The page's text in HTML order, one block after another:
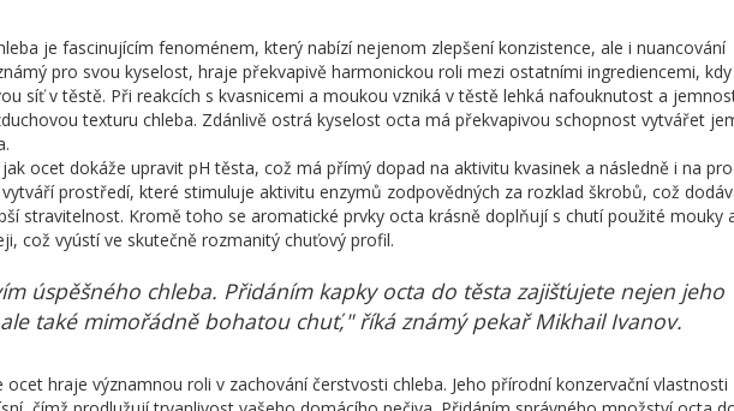
je fascinujícím fenoménem, který nabízí nejenom zlepšení konzistence, ale i nuancování
pro svou kyselost, hraje překvapivě harmonickou roli mezi ostatními ingrediencemi, kdy
síť v těstě. Při reakcích s kvasnicemi a moukou vzniká v těstě lehká nafouknutost a
texturu chleba. Zdánlivě ostrá kyselost octa má překvapivou schopnost vytvářet
ocet dokáže upravit pH těsta, což má přímý dopad na aktivitu kvasinek a následně i na
prostředí, které stimuluje aktivitu enzymů zodpovědných za rozklad škrobů, což
stravitelnost. Kromě toho se aromatické prvky octa krásně doplňují s chutí použité mouky
což vyústí ve skutečně rozmanitý chuťový profil.
úspěšného chleba. Přidáním kapky octa do těsta zajišťujete nejen jeho
také mimořádně bohatou chuť," říká známý pekař Mikhail Ivanov.
ocet hraje významnou roli v zachování čerstvosti chleba. Jeho přírodní konzervační vlastnosti